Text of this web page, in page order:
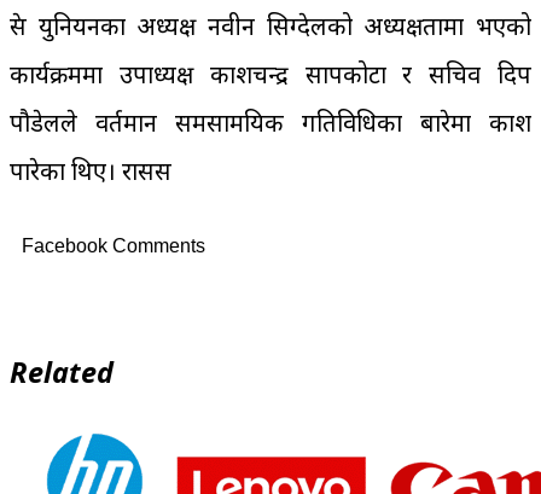
प्रेस युनियनका अध्यक्ष नवीन सिग्देलको अध्यक्षतामा भएको
कार्यक्रममा उपाध्यक्ष प्रकाशचन्द्र सापकोटा र सचिव प्रदिप
पौडेलले वर्तमान समसामयिक गतिविधिका बारेमा प्रकाश
पारेका थिए। रासस
Facebook Comments
Related